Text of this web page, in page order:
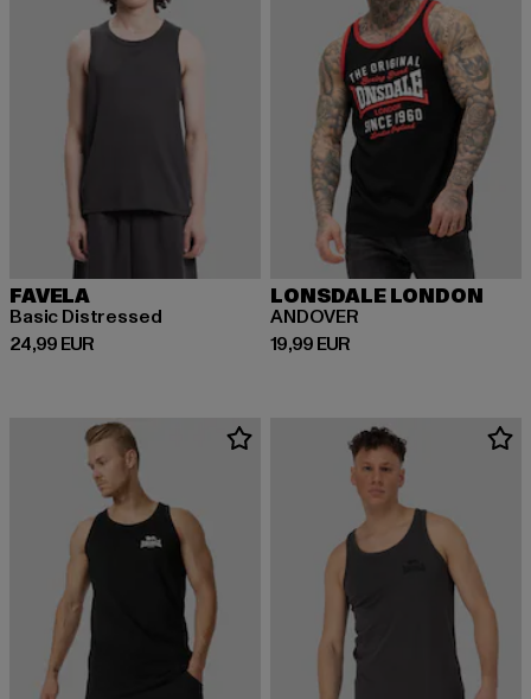
FAVELA
Basic Distressed
24,99 EUR
Prix courant: 24,99 EUR
LONSDALE LONDON
ANDOVER
19,99 EUR
Prix courant: 19,99 EUR